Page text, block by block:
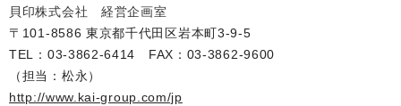
貝印株式会社 経営企画室
〒101-8586 東京都千代田区岩本町3-9-5
TEL：03-3862-6414 FAX：03-3862-9600
（担当：松永）
http://www.kai-group.com/jp